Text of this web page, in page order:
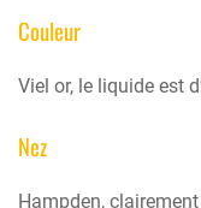
Couleur
Viel or, le liquide est
Nez
Hampden,